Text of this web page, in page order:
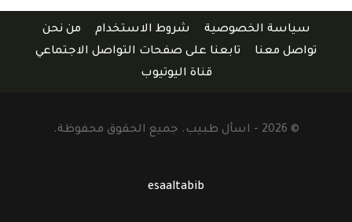
سياسة الخصوصية شروط الاستخدام
من نحن
تواصل معنا
تابعنا على صفحات التواصل الاجتماعي
قناة اليوتيوب
© 2026 - اسأل طبيب. جميع الحقوق محفوظة.
esaaltabib